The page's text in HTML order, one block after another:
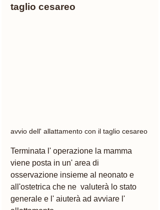
taglio cesareo
avvio dell' allattamento con il taglio cesareo
Terminata l' operazione la mamma
viene posta in un' area di
osservazione insieme al neonato e
all'ostetrica che ne  valuterà lo stato
generale e l' aiuterà ad avviare l'